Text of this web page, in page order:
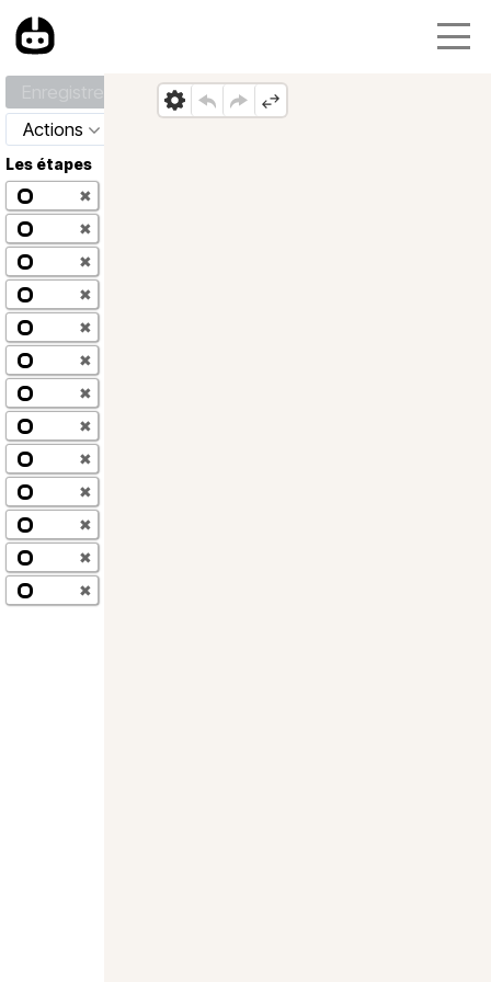
Actions
Les étapes
✖
✖
✖
✖
✖
✖
✖
✖
✖
✖
✖
✖
✖